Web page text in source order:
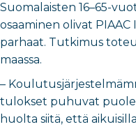
Suomalaisten 16–65-
osaaminen olivat
parhaat. Tutkimus
maassa.
–
tulokset puhuvat
huolta siitä, että